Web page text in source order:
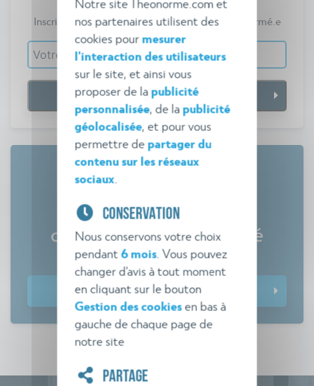
Inscrivez-vous gratuitement pour vous tenir informé.e
Tout savoir sur les
commissions de sécurité
Comment gagner en efficacité ?
Télécharger le guide
nos partenaires utilisent des
cookies pour mesurer
l'interaction des utilisateurs
sur le site, et ainsi vous
proposer de la publicité
personnalisée, de la publicité
géolocalisée, et pour vous
permettre de partager du
contenu sur les réseaux
sociaux
CONSERVATION
Nous conservons votre choix
pendant6 mois. Vous pouvez
changer d'avis à tout moment
en cliquant sur le bouton
Gestion des cookiesen bas à
gauche de chaque page de
notre site
PARTAGE